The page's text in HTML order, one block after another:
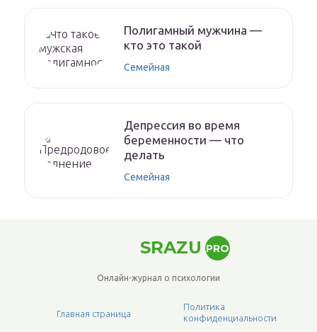
Полигамный мужчина —
кто это такой
Семейная
Депрессия во время
беременности — что
делать
Семейная
SRAZU PRO
Онлайн-журнал о психологии
Главная страница
Политика
конфиденциальности